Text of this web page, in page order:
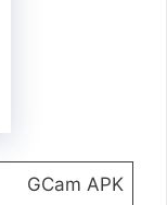
GCam APK